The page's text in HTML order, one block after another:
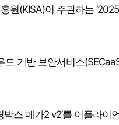
(KISA)이 주관하는
기반 보안서비스
스 메가2 v2’를 어플라이